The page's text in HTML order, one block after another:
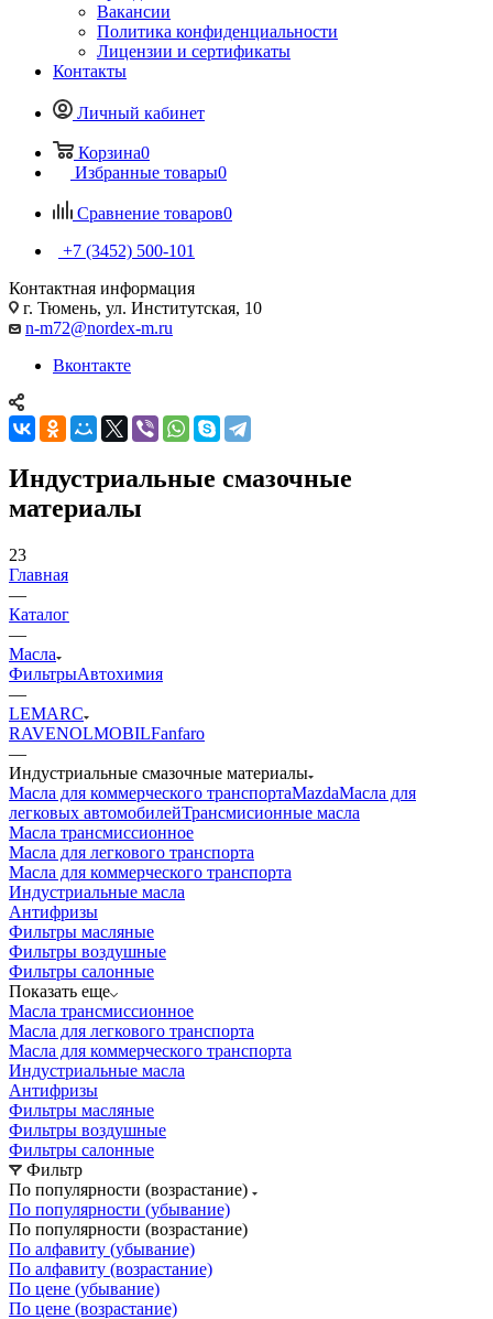
Вакансии
Политика конфиденциальности
Лицензии и сертификаты
Контакты
Личный кабинет
Корзина0
Избранные товары0
Сравнение товаров0
+7 (3452) 500-101
Контактная информация
г. Тюмень, ул. Институтская, 10
n-m72@nordex-m.ru
Вконтакте
Индустриальные смазочные
материалы
23
Главная
—
Каталог
—
Масла
ФильтрыАвтохимия
—
LEMARC
RAVENOLMOBILFanfaro
—
Индустриальные смазочные материалы
Масла для коммерческого транспортаMazdaМасла для
легковых автомобилейТрансмисионные масла
Масла трансмиссионное
Масла для легкового транспорта
Масла для коммерческого транспорта
Индустриальные масла
Антифризы
Фильтры масляные
Фильтры воздушные
Фильтры салонные
Показать еще
Масла трансмиссионное
Масла для легкового транспорта
Масла для коммерческого транспорта
Индустриальные масла
Антифризы
Фильтры масляные
Фильтры воздушные
Фильтры салонные
Фильтр
По популярности (возрастание)
По популярности (убывание)
По популярности (возрастание)
По алфавиту (убывание)
По алфавиту (возрастание)
По цене (убывание)
По цене (возрастание)